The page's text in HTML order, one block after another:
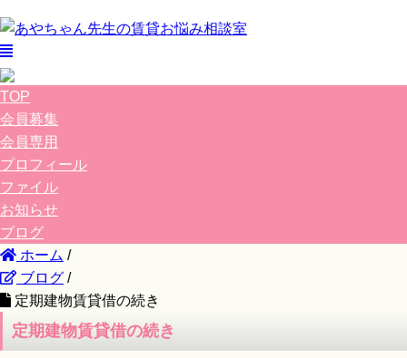
TOP
会員募集
会員専用
プロフィール
ファイル
お知らせ
ブログ
ホーム /
ブログ /
定期建物賃貸借の続き
定期建物賃貸借の続き